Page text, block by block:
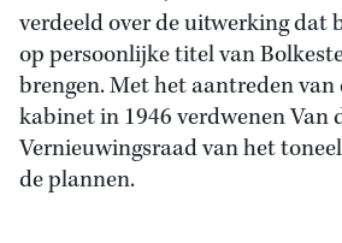
verdeeld over de uitwerking dat
op persoonlijke titel van
brengen. Met het aantreden van
kabinet in 1946 verdwenen Van
Vernieuwingsraad van het
de plannen.